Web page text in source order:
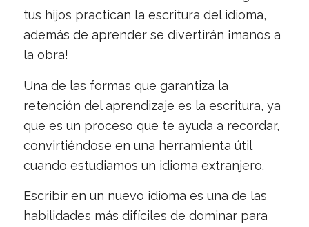
tus hijos practican la escritura del idioma,
además de aprender se divertirán ¡manos a
la obra!
Una de las formas que garantiza la
retención del aprendizaje es la escritura, ya
que es un proceso que te ayuda a recordar,
convirtiéndose en una herramienta útil
cuando estudiamos un idioma extranjero.
Escribir en un nuevo idioma es una de las
habilidades más difíciles de dominar para